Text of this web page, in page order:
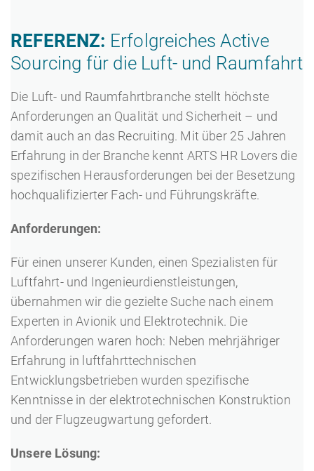
REFERENZ: Erfolgreiches Active
Sourcing für die Luft- und Raumfahrt
Die Luft- und Raumfahrtbranche stellt höchste
Anforderungen an Qualität und Sicherheit – und
damit auch an das Recruiting. Mit über 25 Jahren
Erfahrung in der Branche kennt ARTS HR Lovers die
spezifischen Herausforderungen bei der Besetzung
hochqualifizierter Fach- und Führungskräfte.
Anforderungen:
Für einen unserer Kunden, einen Spezialisten für
Luftfahrt- und Ingenieurdienstleistungen,
übernahmen wir die gezielte Suche nach einem
Experten in Avionik und Elektrotechnik. Die
Anforderungen waren hoch: Neben mehrjähriger
Erfahrung in luftfahrttechnischen
Entwicklungsbetrieben wurden spezifische
Kenntnisse in der elektrotechnischen Konstruktion
und der Flugzeugwartung gefordert.
Unsere Lösung: